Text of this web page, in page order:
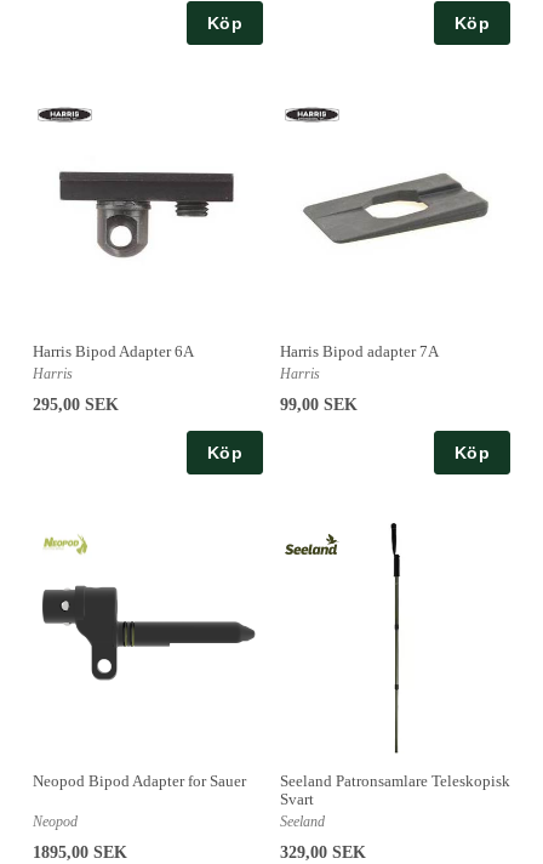
Köp Köp
Harris Bipod Adapter 6A
Harris
295,00 SEK
Köp
Harris Bipod adapter 7A
Harris
99,00 SEK
Köp
Neopod Bipod Adapter for Sauer
Neopod
1895,00 SEK
Seeland Patronsamlare Teleskopisk
Svart
Seeland
329,00 SEK